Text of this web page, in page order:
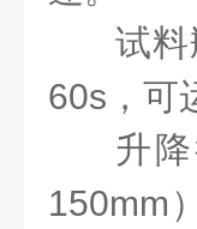
试料
60s，可
升
150mm